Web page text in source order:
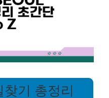
기 총정리